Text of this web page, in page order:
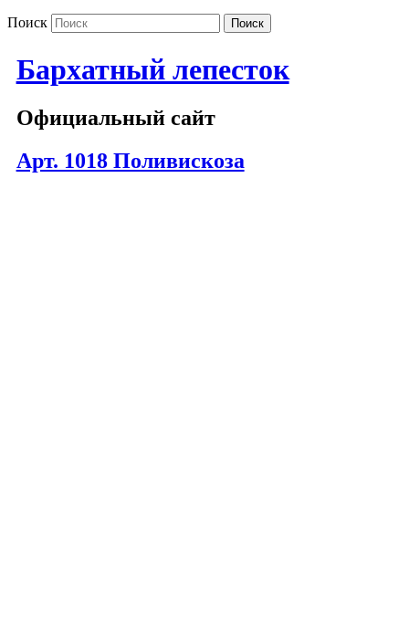
Поиск
Бархатный лепесток
Официальный сайт
Арт. 1018 Поливискоза